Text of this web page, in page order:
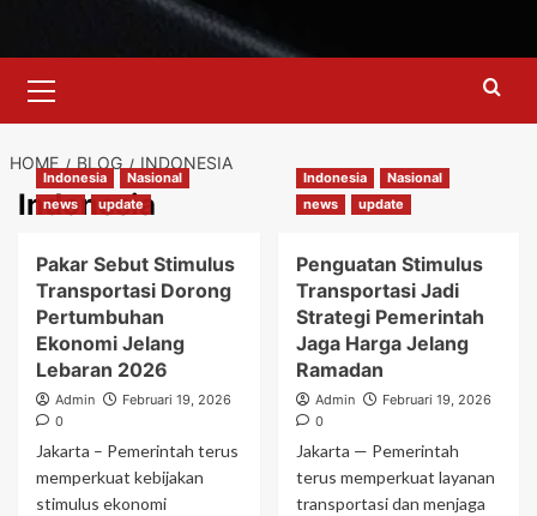
Menu
HOME BLOG INDONESIA
Indonesia
Indonesia
Nasional
news
update
Pakar Sebut Stimulus
Transportasi Dorong
Pertumbuhan
Ekonomi Jelang
Lebaran 2026
Admin
Februari 19, 2026
0
Jakarta – Pemerintah terus
memperkuat kebijakan
stimulus ekonomi
Indonesia
Nasional
news
update
Penguatan Stimulus
Transportasi Jadi
Strategi Pemerintah
Jaga Harga Jelang
Ramadan
Admin
Februari 19, 2026
0
Jakarta — Pemerintah
terus memperkuat layanan
transportasi dan menjaga